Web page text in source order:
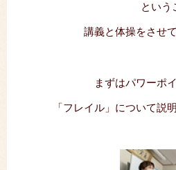
という
講義と体操をさせ
まずはパワーポ
「フレイル」について説